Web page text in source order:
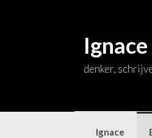
denker,
Ignace